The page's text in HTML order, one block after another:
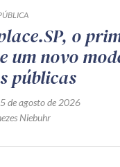
o
um novo
públicas
de agosto de 2026
Niebuhr